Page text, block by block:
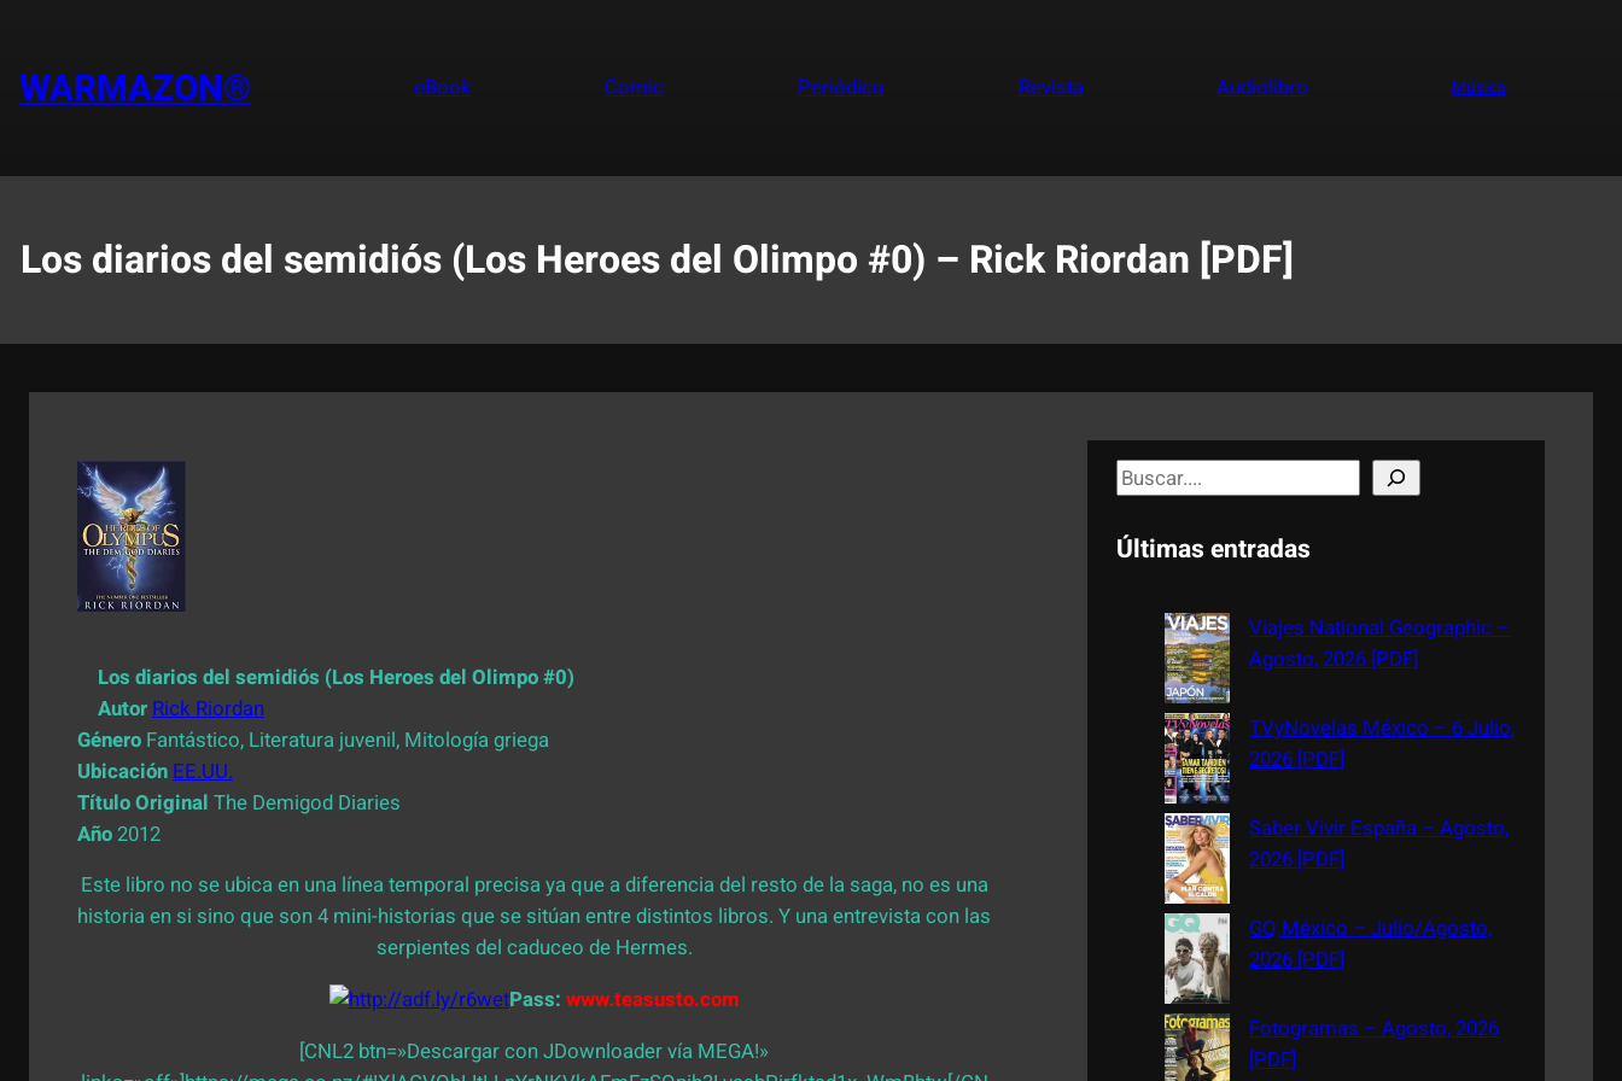
contenido
WARMAZON® eBook Comic Periódico Revista Audiolibro Música
Los diarios del semidiós (Los Heroes del Olimpo #0) – Rick Riordan [PDF]
Los diarios del semidiós (Los Heroes del Olimpo #0)
Autor Rick Riordan
Género Fantástico, Literatura juvenil, Mitología griega
Ubicación EE.UU.
Título Original The Demigod Diaries
Año 2012
Este libro no se ubica en una línea temporal precisa ya que a diferencia del resto de la saga, no es una
historia en si sino que son 4 mini-historias que se sitúan entre distintos libros. Y una entrevista con las
serpientes del caduceo de Hermes.
Pass: www.teasusto.com
[CNL2 btn=»Descargar con JDownloader vía MEGA!»
S
e
a
Últimas entradas
Viajes National Geographic –
Agosto, 2026 [PDF]
TVyNovelas México – 6 Julio,
2026 [PDF]
Saber Vivir España – Agosto,
2026 [PDF]
GQ México – Julio/Agosto,
2026 [PDF]
Fotogramas – Agosto, 2026
[PDF]